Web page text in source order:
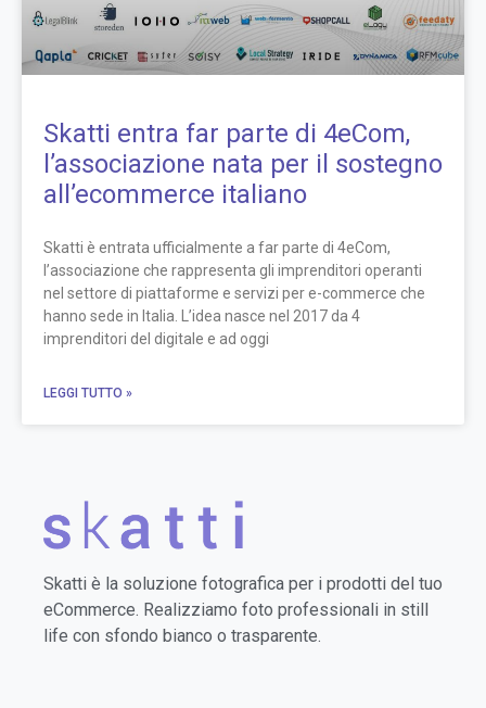
Skatti entra far parte di 4eCom,
l’associazione nata per il sostegno
all’ecommerce italiano
Skatti è entrata ufficialmente a far parte di 4eCom,
l’associazione che rappresenta gli imprenditori operanti
nel settore di piattaforme e servizi per e-commerce che
hanno sede in Italia. L’idea nasce nel 2017 da 4
imprenditori del digitale e ad oggi
LEGGI TUTTO »
Skatti è la soluzione fotografica per i prodotti del tuo
eCommerce. Realizziamo foto professionali in still
life con sfondo bianco o trasparente.